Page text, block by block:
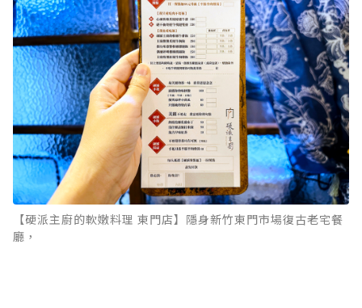
【硬派主廚的軟嫩料理 東門店】隱身新竹東門市場復古老宅餐
廳，